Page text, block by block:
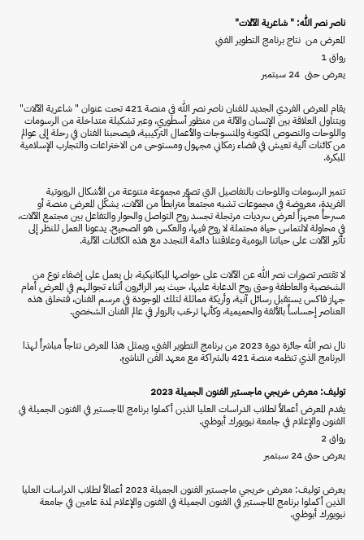
ناصر نصر الله: " شاعرية الآلات"
المعرض من نتاج برنامج التطوير الفني
رواق 1
يعرض حتى 24 سبتمبر
يقام المعرض الفردي الجديد للفنان ناصر نصر الله في منصة 421 تحت عنوان " شاعرية الآلات"
ويتناول العلاقة بين الإنسان والآلة من منظور أسطوري، وعبر تشكيلة متداخلة من الرسومات
واللوحات والنصوص المكتوبة والمنسوجات والأعمال التركيبية، فيصحبنا الفنان في رحلة إلى عوالم
من كائنات آلية تعيش في فضاء زمكاني مجهول ومستوحى من الاختراعات والتجارب الإسلامية
المبكرة.
تتميز الرسومات واللوحات بالتفاصيل التي تصوّر مجموعة متنوعة من الأشكال الروبوتية
الفريدة، معروضة في مجموعات تشبه مجتمعاً مترابطاً من الآلات. يشكّل المعرض منصة أو
مسرحاً مجهزاً لعرض سرديات مرتجلة تجسد روح التواصل والحوار والتفاعل بين مجتمع الآلات،
في محاولة لالتماس حياة محتملة لا روح فيها، والعكس هو الصحيح. يدعونا العمل للنظر إلى
تأثير الآلات على حياتنا اليومية وعلاقتنا دائمة التجدد مع هذه الكائنات الآلية.
لا تقتصر تصورات نصر الله عن الآلات على خواصها الميكانيكية، بل يعمل على إضفاء نوع من
الشخصية والعاطفة وحتى روح الدعابة عليها، حيث يمر الزائرون أثناء تجوالهم في المعرض أمام
جهاز فاكس يستقبل رسائل آنية، وأريكة مماثلة لتلك الموجودة في مرسم الفنان، فتخلق هذه
العناصر إحساساً بالألفة والحميمية، وكأنها ترحّب بالزوار في عالم الفنان الشخصي.
نال نصر الله جائزة دورة 2023 من برنامج التطوير الفني، ويمثل هذا المعرض نتاجاً مباشراً لهذا
البرنامج الذي تنظمه منصة 421 بالشراكة مع معهد الفن الناشئ.
توليف: معرض خريجي ماجستير الفنون الجميلة 2023
يقدم المعرض أعمالاً لطلاب الدراسات العليا الذين أكملوا برنامج الماجستير في الفنون الجميلة في
الفنون والإعلام في جامعة نيويورك أبوظبي.
رواق 2
يعرض حتى 24 سبتمبر
يعرض توليف: معرض خريجي ماجستير الفنون الجميلة 2023 أعمالاً لطلاب الدراسات العليا
الذين أكملوا برنامج الماجستير في الفنون الجميلة في الفنون والإعلام لمدة عامين في جامعة
نيويورك أبوظبي.